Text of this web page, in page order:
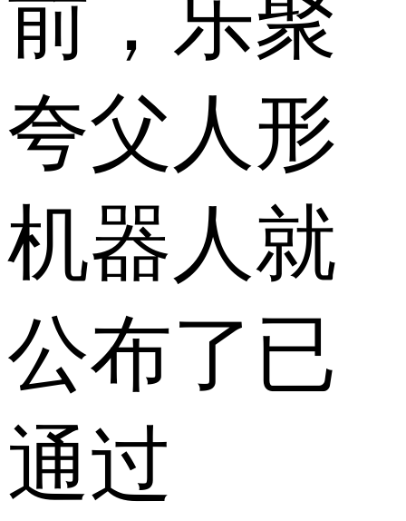
前，乐聚
夸父人形
机器人就
公布了已
通过